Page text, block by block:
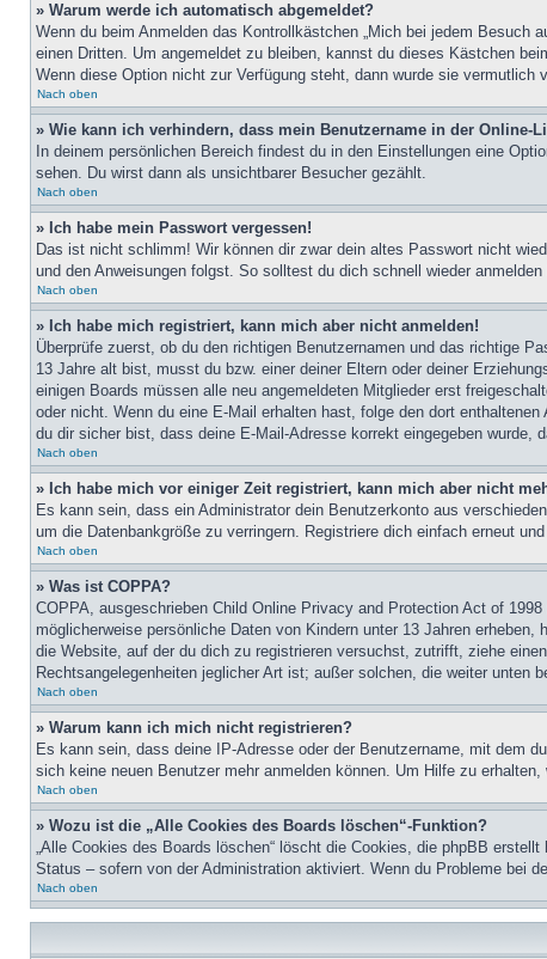
» Warum werde ich automatisch abgemeldet?
Wenn du beim Anmelden das Kontrollkästchen „Mich bei jedem
einen Dritten. Um angemeldet zu bleiben, kannst du dieses Kästchen
Wenn diese Option nicht zur Verfügung steht, dann wurde sie vermutlich
Nach oben
» Wie kann ich verhindern, dass mein Benutzername in der Online-
In deinem persönlichen Bereich findest du in den Einstellungen eine
sehen. Du wirst dann als unsichtbarer Besucher gezählt.
Nach oben
» Ich habe mein Passwort vergessen!
Das ist nicht schlimm! Wir können dir zwar dein altes Passwort nicht
und den Anweisungen folgst. So solltest du dich schnell wieder anmelden
Nach oben
» Ich habe mich registriert, kann mich aber nicht anmelden!
Überprüfe zuerst, ob du den richtigen Benutzernamen und das richtige
13 Jahre alt bist, musst du bzw. einer deiner Eltern oder deiner
einigen Boards müssen alle neu angemeldeten Mitglieder erst
oder nicht. Wenn du eine E-Mail erhalten hast, folge den dort
du dir sicher bist, dass deine E-Mail-Adresse korrekt eingegeben wurde,
Nach oben
» Ich habe mich vor einiger Zeit registriert, kann mich aber nicht
Es kann sein, dass ein Administrator dein Benutzerkonto aus
um die Datenbankgröße zu verringern. Registriere dich einfach erneut
Nach oben
» Was ist COPPA?
COPPA, ausgeschrieben Child Online Privacy and Protection Act of
möglicherweise persönliche Daten von Kindern unter 13 Jahren
die Website, auf der du dich zu registrieren versuchst, zutrifft, ziehe
Rechtsangelegenheiten jeglicher Art ist; außer solchen, die weiter unten
Nach oben
» Warum kann ich mich nicht registrieren?
Es kann sein, dass deine IP-Adresse oder der Benutzername, mit dem
sich keine neuen Benutzer mehr anmelden können. Um Hilfe zu
Nach oben
» Wozu ist die „Alle Cookies des Boards löschen“-Funktion?
„Alle Cookies des Boards löschen“ löscht die Cookies, die phpBB
Status – sofern von der Administration aktiviert. Wenn du Probleme bei
Nach oben